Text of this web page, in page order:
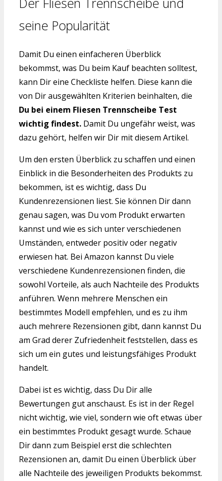
seine Popularität
Damit Du einen einfacheren Überblick
bekommst, was Du beim Kauf beachten solltest,
kann Dir eine Checkliste helfen. Diese kann die
von Dir ausgewählten Kriterien beinhalten, die
Du bei einem Fliesen Trennscheibe Test
wichtig findest. Damit Du ungefähr weist, was
dazu gehört, helfen wir Dir mit diesem Artikel.
Um den ersten Überblick zu schaffen und einen
Einblick in die Besonderheiten des Produkts zu
bekommen, ist es wichtig, dass Du
Kundenrezensionen liest. Sie können Dir dann
genau sagen, was Du vom Produkt erwarten
kannst und wie es sich unter verschiedenen
Umständen, entweder positiv oder negativ
erwiesen hat. Bei Amazon kannst Du viele
verschiedene Kundenrezensionen finden, die
sowohl Vorteile, als auch Nachteile des Produkts
anführen. Wenn mehrere Menschen ein
bestimmtes Modell empfehlen, und es zu ihm
auch mehrere Rezensionen gibt, dann kannst Du
am Grad derer Zufriedenheit feststellen, dass es
sich um ein gutes und leistungsfähiges Produkt
handelt.
Dabei ist es wichtig, dass Du Dir alle
Bewertungen gut anschaust. Es ist in der Regel
nicht wichtig, wie viel, sondern wie oft etwas über
ein bestimmtes Produkt gesagt wurde. Schaue
Dir dann zum Beispiel erst die schlechten
Rezensionen an, damit Du einen Überblick über
alle Nachteile des jeweiligen Produkts bekommst.